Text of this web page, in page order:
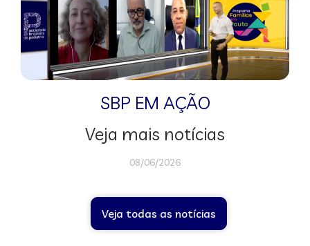
SBP EM AÇÃO
Veja mais notícias
08/06/2026
Veja todas as notícias